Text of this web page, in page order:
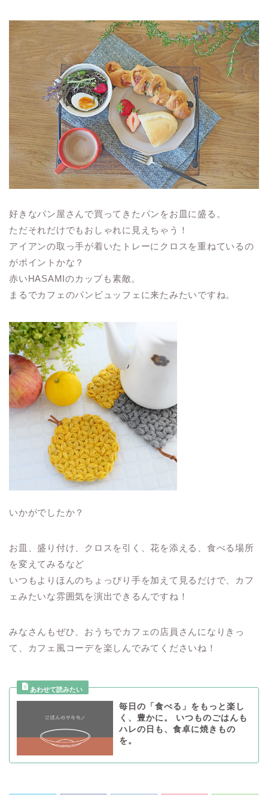
好きなパン屋さんで買ってきたパンをお皿に盛る。
ただそれだけでもおしゃれに見えちゃう！
アイアンの取っ手が着いたトレーにクロスを重ねているの
がポイントかな？
赤いHASAMIのカップも素敵。
まるでカフェのパンビュッフェに来たみたいですね。
いかがでしたか？
お皿、盛り付け、クロスを引く、花を添える、食べる場所
を変えてみるなど
いつもよりほんのちょっぴり手を加えて見るだけで、カフ
ェみたいな雰囲気を演出できるんですね！
みなさんもぜひ、おうちでカフェの店員さんになりきっ
て、カフェ風コーデを楽しんでみてくださいね！
毎日の「食べる」をもっと楽し
く、豊かに。 いつものごはんも
ハレの日も、食卓に焼きもの
を。